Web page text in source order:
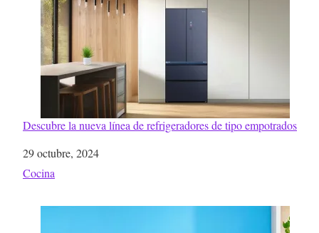
Descubre la nueva línea de refrigeradores de tipo empotrados
Fecha
29 octubre, 2024
Respecto a
Cocina